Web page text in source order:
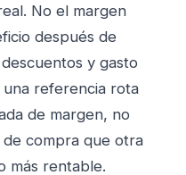
No el margen
después de
y gasto
referencia rota
de margen, no
de compra que otra
más rentable.